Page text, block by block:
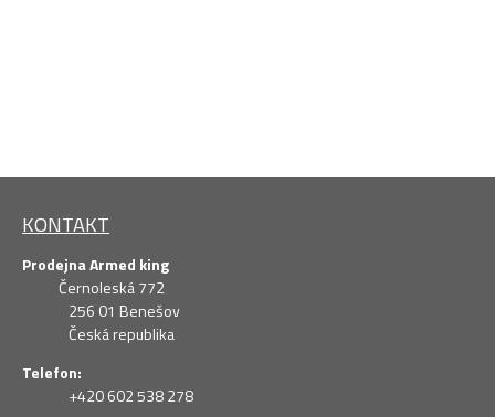
KONTAKT
Prodejna Armed king
Černoleská 772
256 01 Benešov
Česká republika
Telefon:
+420 602 538 278